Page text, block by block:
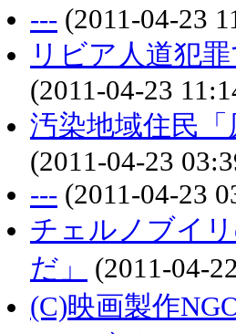
--- (2011-04-23
リビア人道犯
(2011-04-23
汚染地域住民
(2011-04-23
--- (2011-04-23
チェルノブイ
だ」
(2011-04-
(C)映画製作